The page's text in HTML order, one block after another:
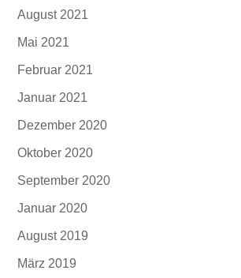
August 2021
Mai 2021
Februar 2021
Januar 2021
Dezember 2020
Oktober 2020
September 2020
Januar 2020
August 2019
März 2019